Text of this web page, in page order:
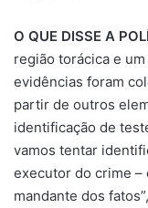
O QUE DISSE A
região torácica e
evidências foram
partir de outros
identificação de
vamos tentar
executor do crime –
mandante dos